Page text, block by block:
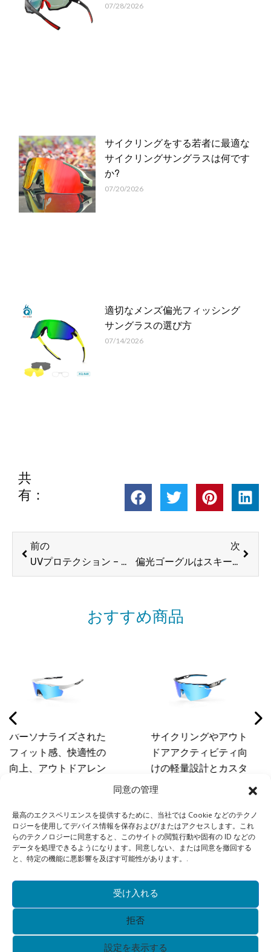
同意の管理
最高のエクスペリエンスを提供するために、当社では Cookie などのテクノ
ロジーを使用してデバイス情報を保存および/またはアクセスします。これ
らのテクノロジーに同意すると、このサイトの閲覧行動や固有の ID などの
データを処理できるようになります。同意しない、または同意を撤回する
と、特定の機能に悪影響を及ぼす可能性があります。.
受け入れる
拒否
設定を表示する
07/28/2026
サイクリングをする若者に最適な
サイクリングサングラスは何です
か?
07/20/2026
適切なメンズ偏光フィッシング
サングラスの選び方
07/14/2026
共
有：
前へ
前の
UVプロテクション – レンズカラーガイド
次
偏光ゴーグルはスキー体験をどのように向上させますか?
おすすめ商品
された
適性の
アレン
フォー
サング
サイクリングやアウト
ドアアクティビティ向
けの軽量設計とカスタ
ムレンズソリューショ
シュなリムレスサイク
リングサングラス
空気力学
タイリン
ア スポー
ンズ ソリ
備えたプ
レス スポ